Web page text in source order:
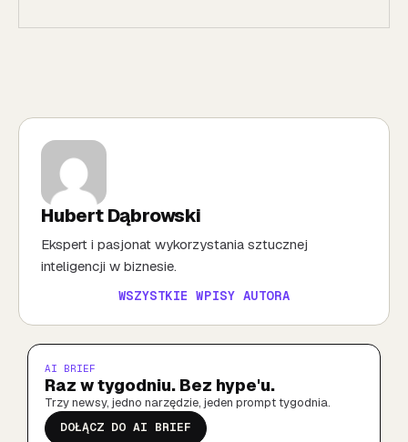
Hubert Dąbrowski
Ekspert i pasjonat wykorzystania sztucznej
inteligencji w biznesie.
WSZYSTKIE WPISY AUTORA
AI BRIEF
Raz w tygodniu. Bez hype'u.
Trzy newsy, jedno narzędzie, jeden prompt tygodnia.
DOŁĄCZ DO AI BRIEF